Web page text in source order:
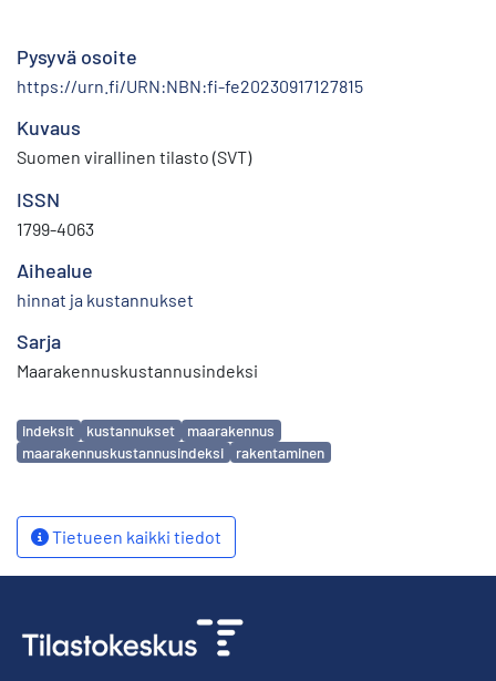
Pysyvä osoite
https://urn.fi/URN:NBN:fi-fe20230917127815
Kuvaus
Suomen virallinen tilasto (SVT)
ISSN
1799-4063
Aihealue
hinnat ja kustannukset
Sarja
Maarakennuskustannusindeksi
Avainsanat
indeksit kustannukset
maarakennus
maarakennuskustannusindeksi
rakentaminen
Tietueen kaikki tiedot